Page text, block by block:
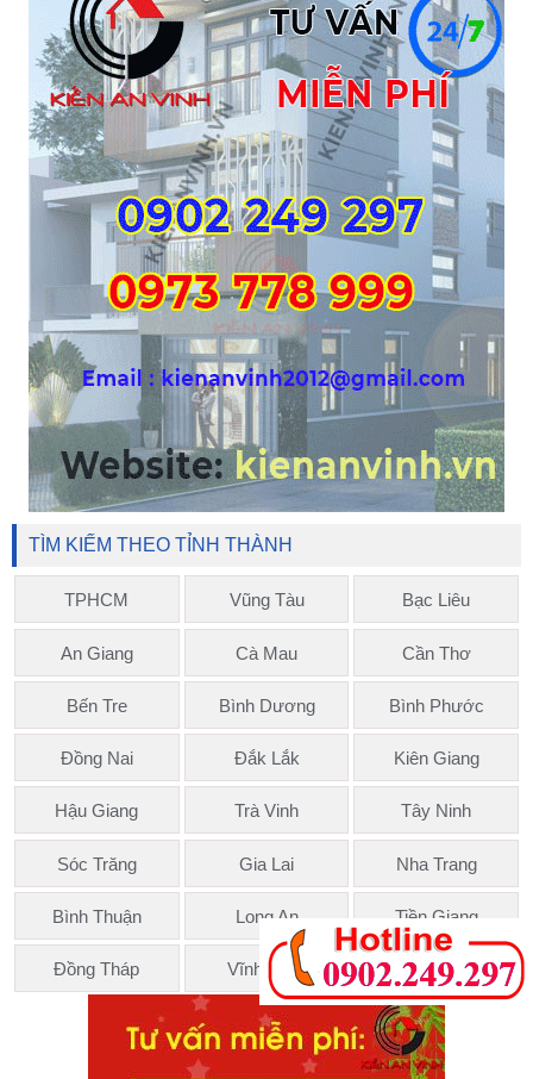
TÌM KIẾM THEO TỈNH THÀNH
TPHCM Vũng Tàu Bạc Liêu
An Giang Cà Mau Cần Thơ
Bến Tre Bình Dương Bình Phước
Đồng Nai Đắk Lắk Kiên Giang
Hậu Giang Trà Vinh Tây Ninh
Sóc Trăng Gia Lai Nha Trang
Bình Thuận Long An Tiền Giang
Đồng Tháp Vĩnh Long Kiến An Vinh